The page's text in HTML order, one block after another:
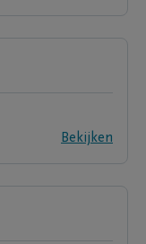
Bekijken